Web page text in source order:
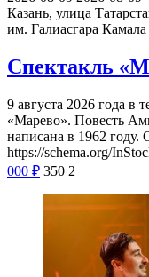
Казань, улица
им. Галиасгара Камала
Спектакль
9 августа 2026 года в
«Марево». Повесть
написана в 1962
https://schema.org/
000 ₽ 350 2